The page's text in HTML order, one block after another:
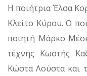
Η ποιήτρια Έλσα
Κλείτο Κύρου. Ο
ποιητή Μάρκο
τέχνης Κωστής
Κώστα Λούστα και